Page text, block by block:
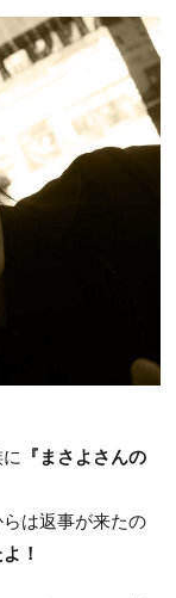
『まさよさんの
は返事が来たの
！